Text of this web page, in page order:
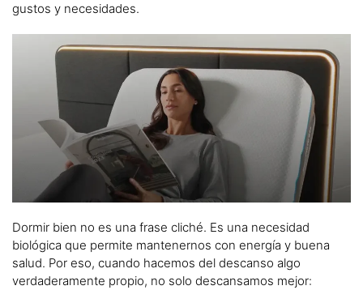
gustos y necesidades.
Dormir bien no es una frase cliché. Es una necesidad
biológica que permite mantenernos con energía y buena
salud. Por eso, cuando hacemos del descanso algo
verdaderamente propio, no solo descansamos mejor: